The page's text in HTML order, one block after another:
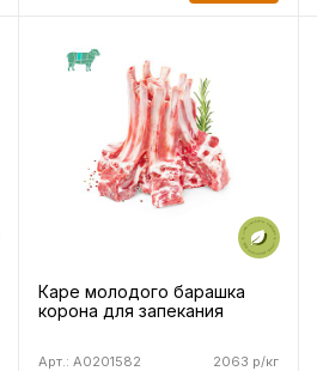
Каре молодого барашка
корона для запекания
2063 р/кг
Арт.: A0201582